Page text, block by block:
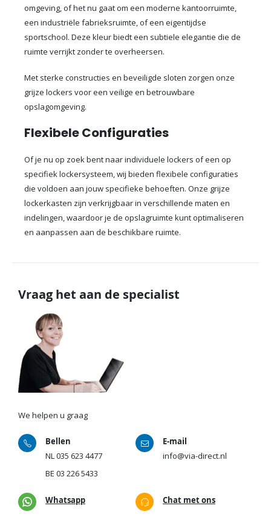
omgeving, of het nu gaat om een moderne kantoorruimte,
een industriële fabrieksruimte, of een eigentijdse
sportschool. Deze kleur biedt een subtiele elegantie die de
ruimte verrijkt zonder te overheersen.
Met sterke constructies en beveiligde sloten zorgen onze
grijze lockers voor een veilige en betrouwbare
opslagomgeving.
Flexibele Configuraties
Of je nu op zoek bent naar individuele lockers of een op
specifiek lockersysteem, wij bieden flexibele configuraties
die voldoen aan jouw specifieke behoeften. Onze grijze
lockerkasten zijn verkrijgbaar in verschillende maten en
indelingen, waardoor je de opslagruimte kunt optimaliseren
en aanpassen aan de beschikbare ruimte.
Vraag het aan de specialist
We helpen u graag
Bellen
NL035 623 4477
BE 03 226 5433
E-mail
info@via-direct.nl
Whatsapp Chat met ons